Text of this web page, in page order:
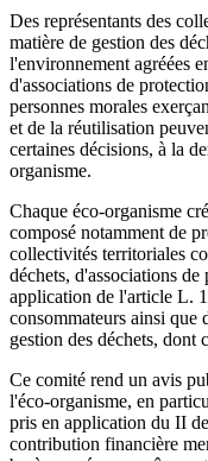
Des représentants des
matière de gestion des
l'environnement agréées
d'associations de
personnes morales
et de la réutilisation
certaines décisions, à la
organisme.
Chaque éco-organisme
composé notamment de
collectivités territoriales
déchets, d'associations
application de l'article L.
consommateurs ainsi que
gestion des déchets, dont
Ce comité rend un avis
l'éco-organisme, en
pris en application du II
contribution financière